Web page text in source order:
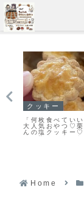
クッキー
「何枚食べてい
大人気おやつ♡栗
んの塩クッキー♡
つは塩クッキーだ
Home
メニュー